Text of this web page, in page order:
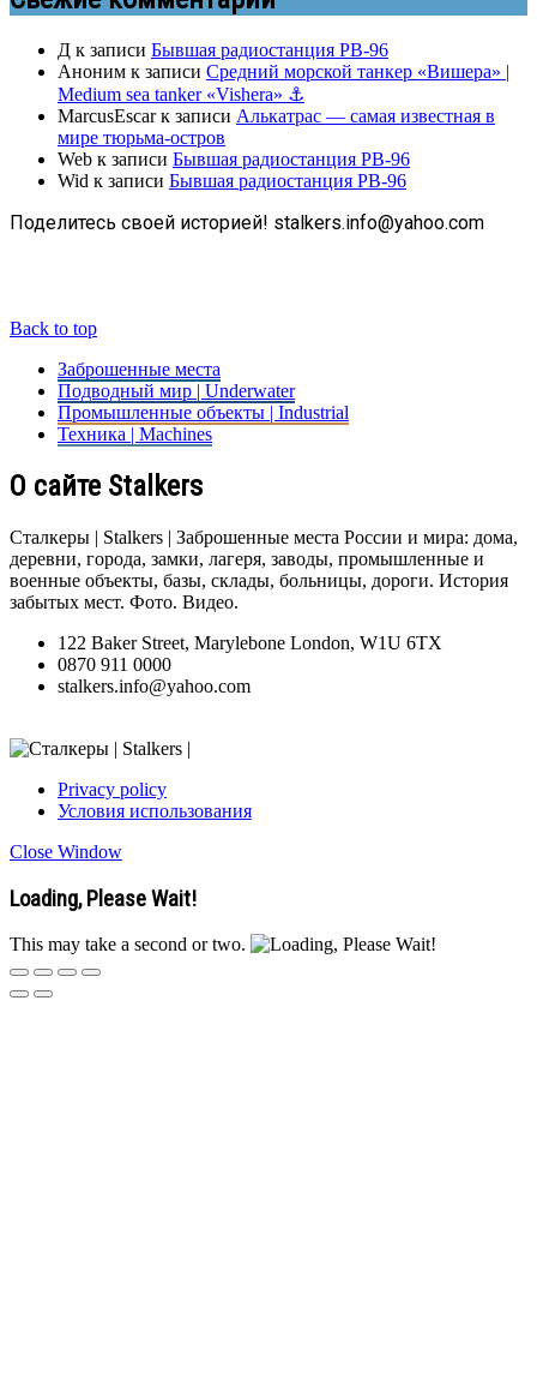
Д к записи Бывшая радиостанция РВ-96
Аноним к записи Средний морской танкер «Вишера» |
Medium sea tanker «Vishera» ⚓
MarcusEscarк записи Алькатрас — самая известная в
мире тюрьма-остров
Web к записи Бывшая радиостанция РВ-96
Wid к записи Бывшая радиостанция РВ-96
Поделитесь своей историей! stalkers.info@yahoo.com
Back to top
Заброшенные места
Подводный мир | Underwater
Промышленные объекты | Industrial
Техника | Machines
О сайте Stalkers
Сталкеры | Stalkers | Заброшенные места России и мира: дома,
деревни, города, замки, лагеря, заводы, промышленные и
военные объекты, базы, склады, больницы, дороги. История
забытых мест. Фото. Видео.
122 Baker Street, Marylebone London, W1U 6TX
0870 911 0000
stalkers.info@yahoo.com
Privacy policy
Условия использования
Close Window
Loading, Please Wait!
This may take a second or two.